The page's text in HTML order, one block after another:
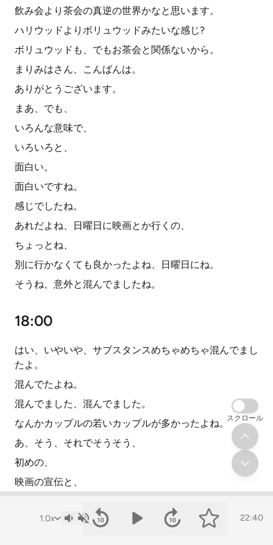
飲み会より茶会の真逆の世界かなと思います。
ハリウッドよりボリュウッドみたいな感じ?
ボリュウッドも、でもお茶会と関係ないから。
まりみはさん、こんばんは。
ありがとうございます。
まあ、でも、
いろんな意味で、
いろいろと、
面白い。
面白いですね。
感じでしたね。
あれだよね、日曜日に映画とか行くの、
ちょっとね、
別に行かなくても良かったよね、日曜日にね。
そうね、意外と混んでましたね。
18:00
はい、いやいや、サブスタンスめちゃめちゃ混んでまし
たよ。
混んでたよね。
混んでました、混んでました。
なんかカップルの若いカップルが多かったよね。
あ、そう、それでそうそう、
初めの、
映画の宣伝と、
近隣の居酒屋とかそういう、
22:40
スクロール